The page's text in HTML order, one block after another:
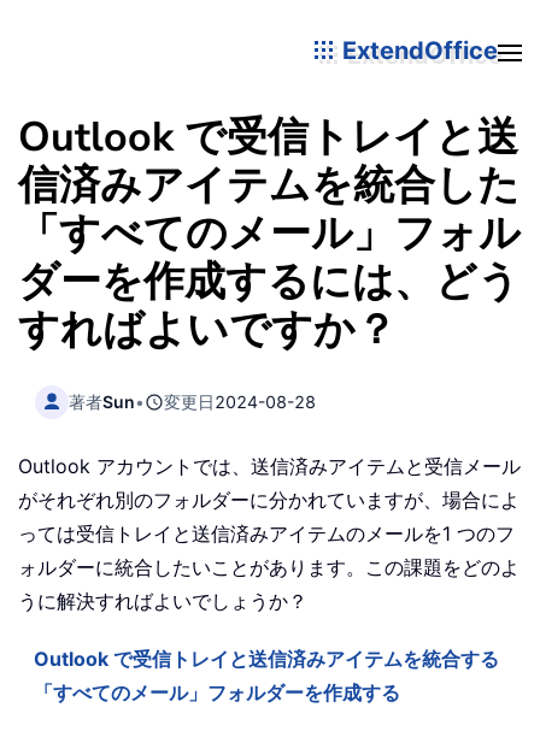
ExtendOffice
Outlook で受信トレイと送
信済みアイテムを統合した
「すべてのメール」フォル
ダーを作成するには、どう
すればよいですか？
著者Sun• 変更日2024-08-28
Outlook アカウントでは、送信済みアイテムと受信メール
がそれぞれ別のフォルダーに分かれていますが、場合によ
っては受信トレイと送信済みアイテムのメールを1 つのフ
ォルダーに統合したいことがあります。この課題をどのよ
うに解決すればよいでしょうか？
Outlook で受信トレイと送信済みアイテムを統合する
「すべてのメール」フォルダーを作成する